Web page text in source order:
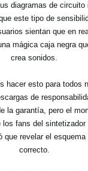
diagramas de circuito
este tipo de
sientan que en
mágica caja negra
crea sonidos.
hacer esto para todos
de
la garantía, pero el
los fans del
que revelar el esquema
correcto.